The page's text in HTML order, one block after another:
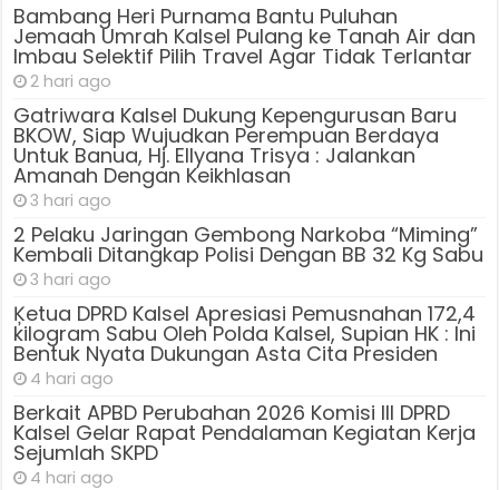
Bambang Heri Purnama Bantu Puluhan
Jemaah Umrah Kalsel Pulang ke Tanah Air dan
Imbau Selektif Pilih Travel Agar Tidak Terlantar
2 hari ago
Gatriwara Kalsel Dukung Kepengurusan Baru
BKOW, Siap Wujudkan Perempuan Berdaya
Untuk Banua, Hj. Ellyana Trisya : Jalankan
Amanah Dengan Keikhlasan
3 hari ago
2 Pelaku Jaringan Gembong Narkoba “Miming”
Kembali Ditangkap Polisi Dengan BB 32 Kg Sabu
3 hari ago
Ķetua DPRD Kalsel Apresiasi Pemusnahan 172,4
kilogram Sabu Oleh Polda Kalsel, Supian HK : Ini
Bentuk Nyata Dukungan Asta Cita Presiden
4 hari ago
Berkait APBD Perubahan 2026 Komisi III DPRD
Kalsel Gelar Rapat Pendalaman Kegiatan Kerja
Sejumlah SKPD
4 hari ago